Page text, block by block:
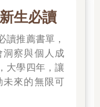
生必讀
讀推薦書單，
洞察與個人成
大學四年，讓
未來的無限可